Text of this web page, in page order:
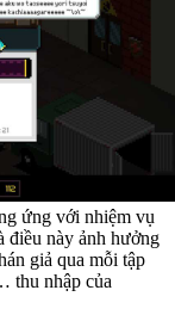
ứng với nhiệm vụ
điều này ảnh hưởng
giả qua mỗi tập
thu nhập của